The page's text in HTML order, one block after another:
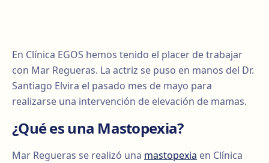
En Clínica EGOS hemos tenido el placer de trabajar
con Mar Regueras. La actriz se puso en manos del Dr.
Santiago Elvira el pasado mes de mayo para
realizarse una intervención de elevación de mamas.
¿Qué es una Mastopexia?
Mar Regueras se realizó una mastopexia en Clínica